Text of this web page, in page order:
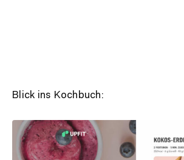
Blick ins Kochbuch: